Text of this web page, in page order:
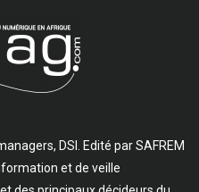
DSI. Edité par SAFREM
et de veille